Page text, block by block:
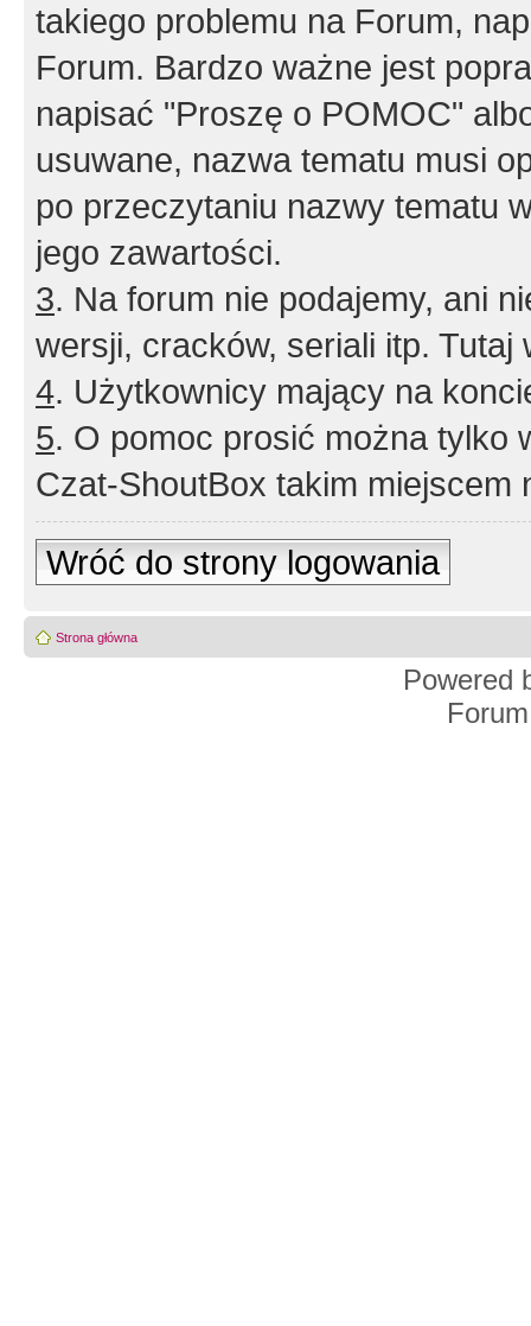
takiego problemu na Forum,
Forum. Bardzo ważne jest
napisać "Proszę o POMOC"
usuwane, nazwa tematu musi
po przeczytaniu nazwy tematu
jego zawartości.
3. Na forum nie podajemy, ani
wersji, cracków, seriali itp. Tutaj
4. Użytkownicy mający na
5. O pomoc prosić można tylko
Czat-ShoutBox takim miejscem
Wróć do strony logowania
Strona główna
Powered